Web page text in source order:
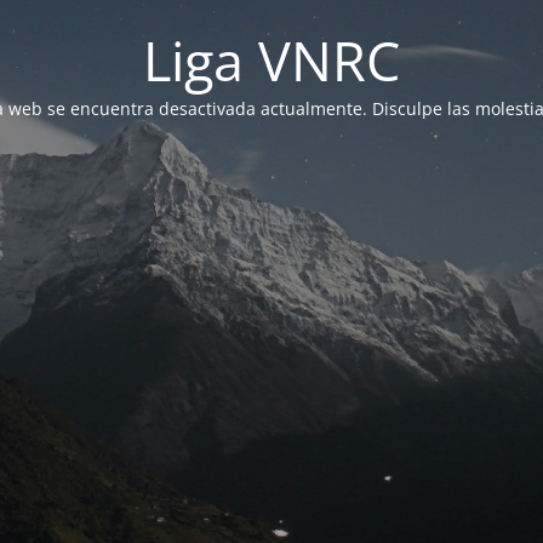
Liga VNRC
web se encuentra desactivada actualmente. Disculpe las